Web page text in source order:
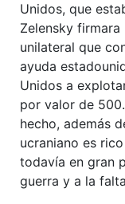
Unidos, que
Zelensky
unilateral que
ayuda
Unidos a
por valor de
hecho, además
ucraniano es
todavía en gran
guerra y a la